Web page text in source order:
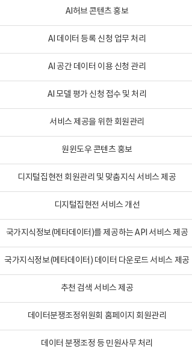
AI허브 콘텐츠 홍보
AI 데이터 등록 신청 업무 처리
AI 공간 데이터 이용 신청 관리
AI 모델 평가 신청 접수 및 처리
서비스 제공을 위한 회원관리
원윈도우 콘텐츠 홍보
디지털집현전 회원관리 및 맞춤지식 서비스 제공
디지털집현전 서비스 개선
국가지식정보(메타데이터)를 제공하는 API 서비스 제공
국가지식정보(메타데이터) 데이터 다운로드 서비스 제공
추천 검색 서비스 제공
데이터분쟁조정위원회 홈페이지 회원관리
데이터 분쟁조정 등 민원사무 처리